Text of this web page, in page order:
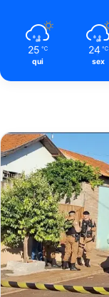
25 ℃
qui
24 ℃
sex